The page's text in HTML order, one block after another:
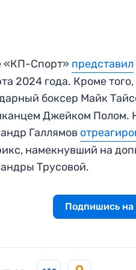
«КП-Спорт» представил
2024 года. Кроме
боксер Майк
Джейком Полом.
Галлямов
намекнувший на
Трусовой.
Подпишись на